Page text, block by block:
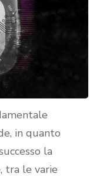
in quanto
la
tra le varie